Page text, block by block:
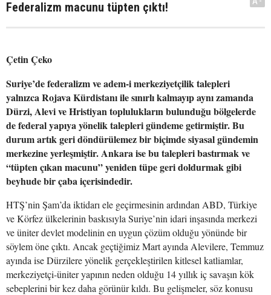
Federalizm macunu tüpten çıktı!
Çetin Çeko
Suriye’de federalizm ve adem-i merkeziyetçilik talepleri
yalnızca Rojava Kürdistanı ile sınırlı kalmayıp aynı zamanda
Dürzi, Alevi ve Hristiyan toplulukların bulunduğu bölgelerde
de federal yapıya yönelik talepleri gündeme getirmiştir. Bu
durum artık geri döndürülemez bir biçimde siyasal gündemin
merkezine yerleşmiştir. Ankara ise bu talepleri bastırmak ve
“tüpten çıkan macunu” yeniden tüpe geri doldurmak gibi
beyhude bir çaba içerisindedir.
HTŞ’nin Şam’da iktidarı ele geçirmesinin ardından ABD, Türkiye
ve Körfez ülkelerinin baskısıyla Suriye’nin idari inşasında merkezi
ve üniter devlet modelinin en uygun çözüm olduğu yönünde bir
söylem öne çıktı. Ancak geçtiğimiz Mart ayında Alevilere, Temmuz
ayında ise Dürzilere yönelik gerçekleştirilen kitlesel katliamlar,
merkeziyetçi-üniter yapının neden olduğu 14 yıllık iç savaşın kök
sebeplerini bir kez daha görünür kıldı. Bu gelişmeler, söz konusu